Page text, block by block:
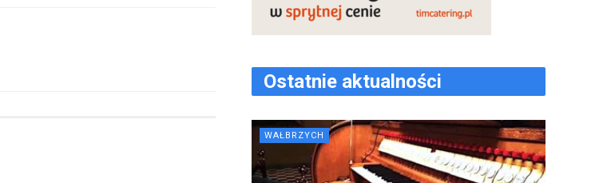
Ostatnie aktualności
WAŁBRZYCH